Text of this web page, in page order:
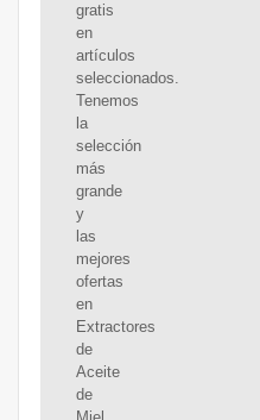
gratis
en
artículos
seleccionados.
Tenemos
la
selección
más
grande
y
las
mejores
ofertas
en
Extractores
de
Aceite
de